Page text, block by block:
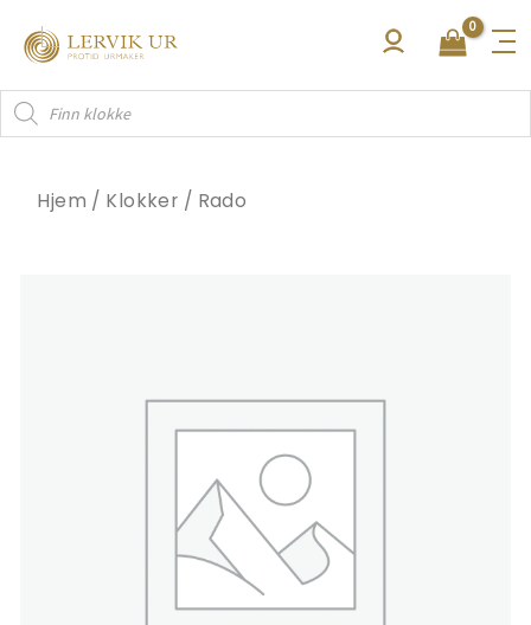
rett
innholdet
Products
search
Hjem / Klokker / Rado